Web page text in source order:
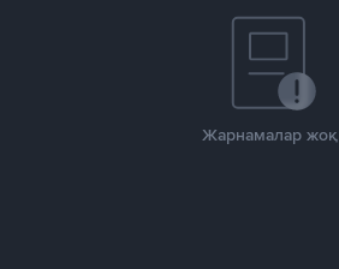
Жарнамалар жоқ